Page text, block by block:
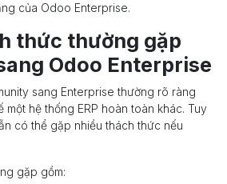
của Odoo Enterprise.
thức thường gặp
Odoo Enterprise
sang Enterprise thường rõ ràng
một hệ thống ERP hoàn toàn khác. Tuy
có thể gặp nhiều thách thức nếu
gặp gồm: